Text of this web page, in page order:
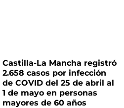
Castilla-La Mancha registró
2.658 casos por infección
de COVID del 25 de abril al
1 de mayo en personas
mayores de 60 años